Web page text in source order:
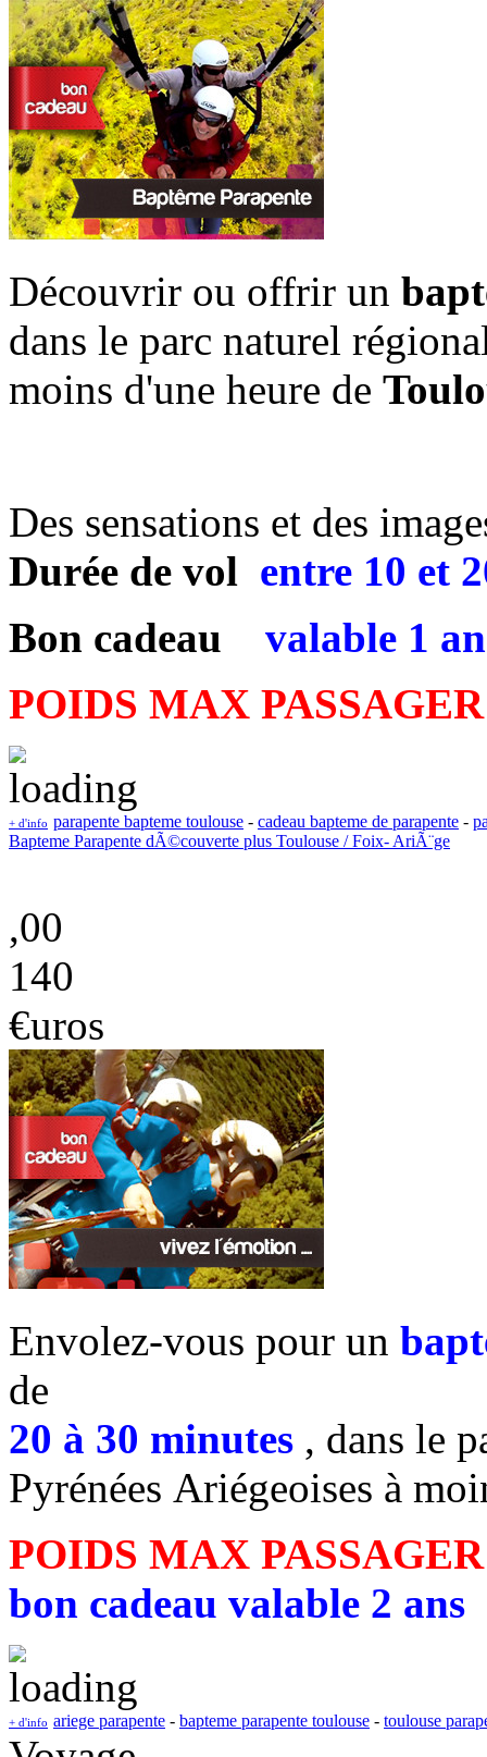
Découvrir ou offrir un
dans le parc naturel
moins d'une heure de
Des sensations et des
Durée de vol entre 10 et
Bon cadeau valable 1 an
POIDS MAX
+ d'info parapente bapteme toulouse - cadeau bapteme de parapente -
Bapteme Parapente dÃ©couverte plus Toulouse / Foix- AriÃ¨ge
,00
140
€uros
Envolez-vous pour un
de
20 à 30 minutes , dans le
Pyrénées Ariégeoises à
POIDS MAX
bon cadeau valable 2 ans
+ d'info ariege parapente - bapteme parapente toulouse - toulouse